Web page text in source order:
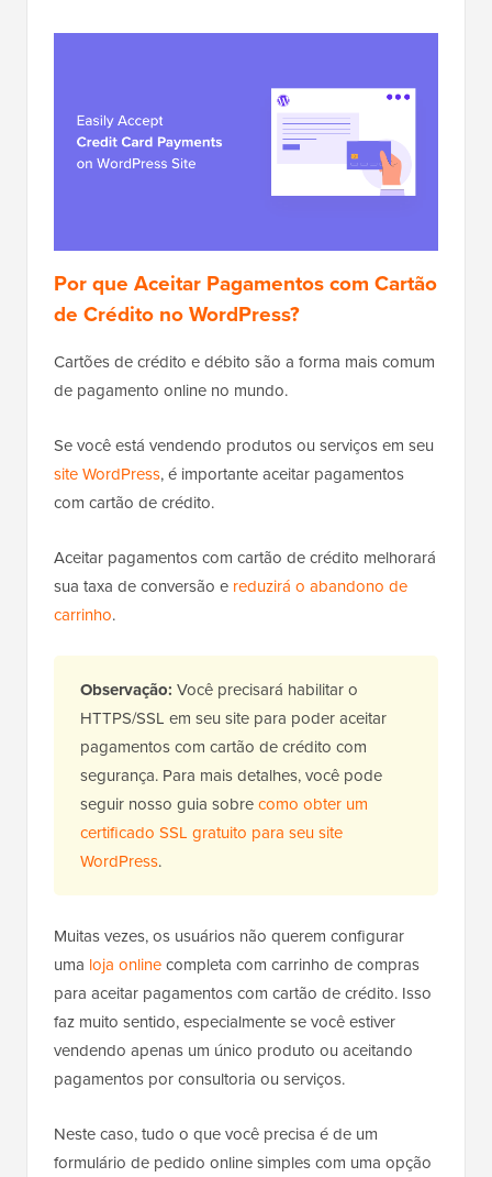
Por que Aceitar Pagamentos com Cartão
de Crédito no WordPress?
Cartões de crédito e débito são a forma mais comum
de pagamento online no mundo.
Se você está vendendo produtos ou serviços em seu
site WordPress, é importante aceitar pagamentos
com cartão de crédito.
Aceitar pagamentos com cartão de crédito melhorará
sua taxa de conversão e reduzirá o abandono de
carrinho.
Observação: Você precisará habilitar o
HTTPS/SSL em seu site para poder aceitar
pagamentos com cartão de crédito com
segurança. Para mais detalhes, você pode
seguir nosso guia sobrecomo obter um
certificado SSL gratuito para seu site
WordPress.
Muitas vezes, os usuários não querem configurar
uma loja onlinecompleta com carrinho de compras
para aceitar pagamentos com cartão de crédito. Isso
faz muito sentido, especialmente se você estiver
vendendo apenas um único produto ou aceitando
pagamentos por consultoria ou serviços.
Neste caso, tudo o que você precisa é de um
formulário de pedido online simples com uma opção